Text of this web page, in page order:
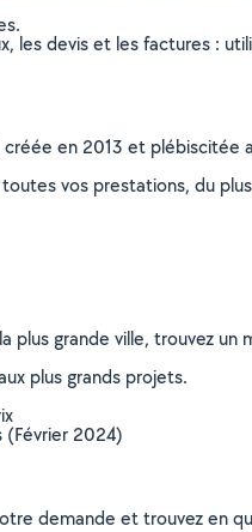
les devis et les factures :
en 2013 et plébiscitée
vos prestations, du
grande ville, trouvez un
plus grands projets.
(Février 2024)
demande et trouvez en